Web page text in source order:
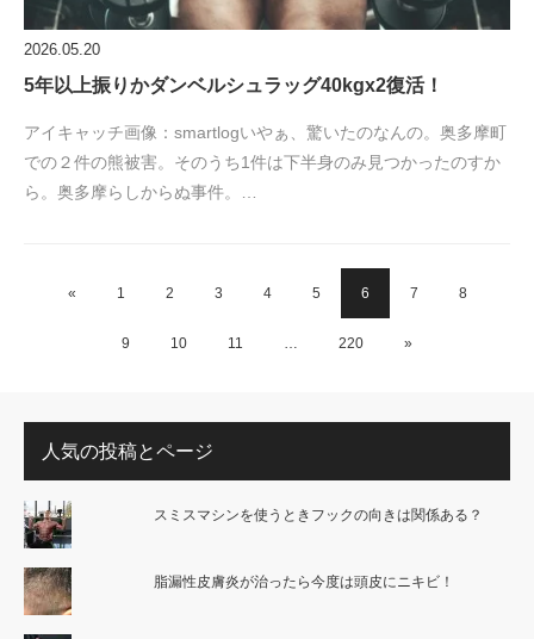
2026.05.20
5年以上振りかダンベルシュラッグ40kgx2復活！
アイキャッチ画像：smartlogいやぁ、驚いたのなんの。奥多摩町
での２件の熊被害。そのうち1件は下半身のみ見つかったのすか
ら。奥多摩らしからぬ事件。…
« 1 2 3 4 5 6 7 8
9 10 11 … 220 »
人気の投稿とページ
スミスマシンを使うときフックの向きは関係ある？
脂漏性皮膚炎が治ったら今度は頭皮にニキビ！